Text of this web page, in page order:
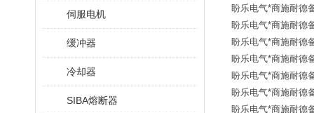
伺服电机
缓冲器
冷却器
SIBA熔断器
盼乐电气*商施耐德
盼乐电气*商施耐德
盼乐电气*商施耐德
盼乐电气*商施耐德
盼乐电气*商施耐德
盼乐电气*商施耐德
盼乐电气*商施耐德